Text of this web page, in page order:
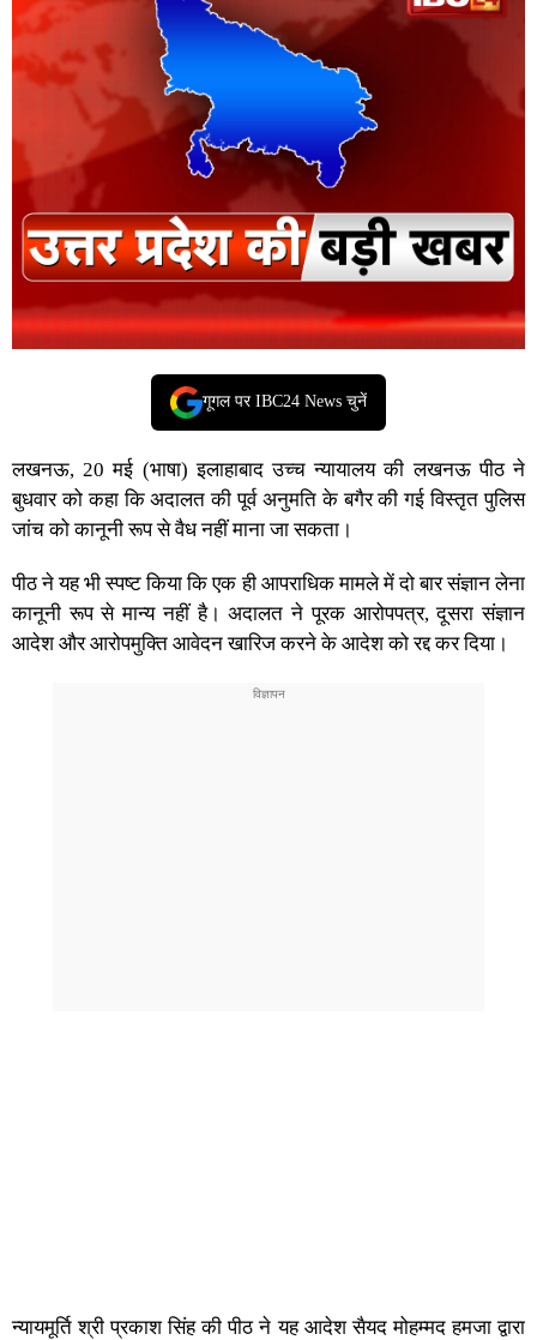
गूगल पर IBC24 News चुनें
लखनऊ, 20 मई (भाषा) इलाहाबाद उच्च न्यायालय की लखनऊ पीठ ने
बुधवार को कहा कि अदालत की पूर्व अनुमति के बगैर की गई विस्तृत पुलिस
जांच को कानूनी रूप से वैध नहीं माना जा सकता।
पीठ ने यह भी स्पष्ट किया कि एक ही आपराधिक मामले में दो बार संज्ञान लेना
कानूनी रूप से मान्य नहीं है। अदालत ने पूरक आरोपपत्र, दूसरा संज्ञान
आदेश और आरोपमुक्ति आवेदन खारिज करने के आदेश को रद्द कर दिया।
न्यायमूर्ति श्री प्रकाश सिंह की पीठ ने यह आदेश सैयद मोहम्मद हमजा द्वारा